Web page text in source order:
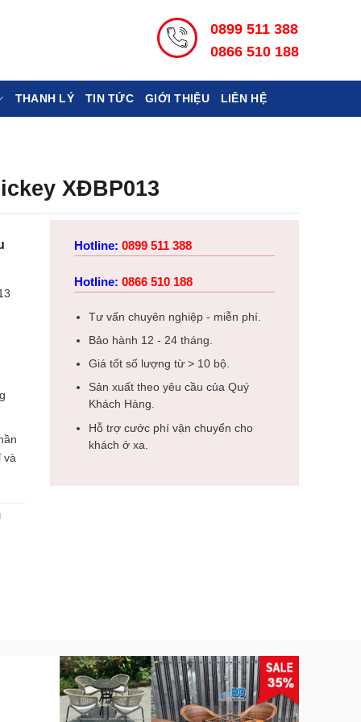
0899 511 388
0866 510 188
THANH LÝ TIN TỨC GIỚI THIỆU LIÊN HỆ
XĐBP013
và
Hotline: 0899 511 388
Hotline: 0866 510 188
Tư vấn chuyên nghiệp - miễn phí.
Bảo hành 12 - 24 tháng.
Giá tốt số lượng từ > 10 bộ.
Sản xuất theo yêu cầu của Quý
Khách Hàng.
Hỗ trợ cước phí vận chuyển cho
khách ở xa.